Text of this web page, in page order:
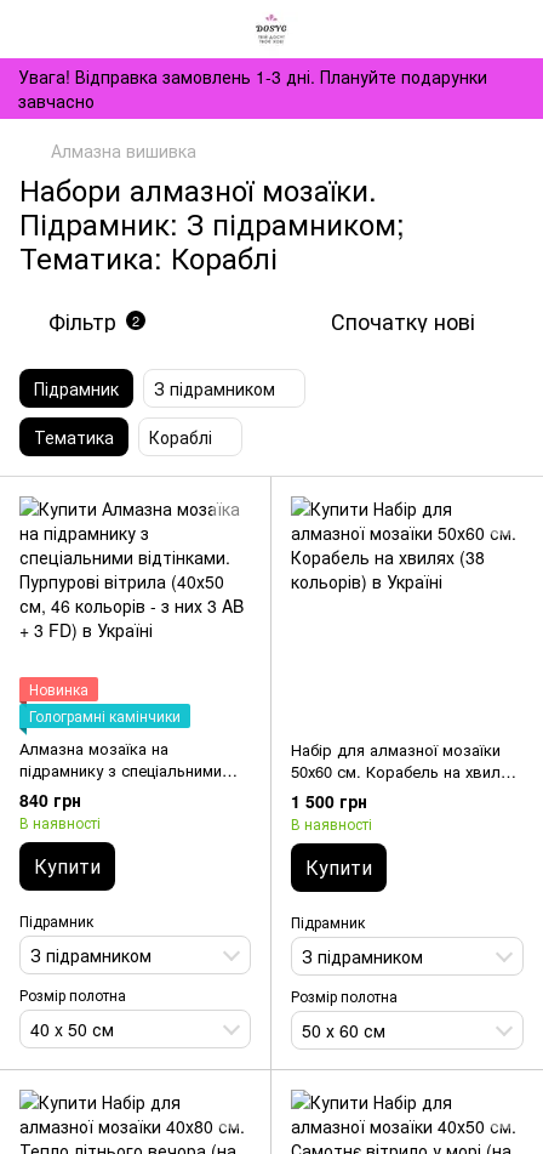
Увага! Відправка замовлень 1-3 дні. Плануйте подарунки
завчасно
Алмазна вишивка
Набори алмазної мозаїки.
Підрамник: З підрамником;
Тематика: Кораблі
Фільтр 2 Спочатку нові
Підрамник
З підрамником
Тематика
Кораблі
Новинка
Голограмні камінчики
Алмазна мозаїка на
підрамнику з спеціальними
відтінками. Пурпурові вітрила
(40х50 см, 46 кольорів - з них
3 AB + 3 FD)
840 грн
В наявності
Купити
Підрамник
З підрамником
Розмір полотна
40 x 50 см
Набір для алмазної мозаїки
50х60 см. Корабель на хвилях
(38 кольорів)
1 500 грн
В наявності
Купити
Підрамник
З підрамником
Розмір полотна
50 х 60 см